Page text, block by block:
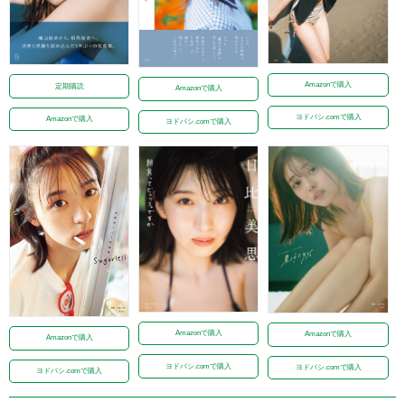
定期購読
Amazonで購入
Amazonで購入
ヨドバシ.comで購入
Amazonで購入
ヨドバシ.comで購入
Amazonで購入
ヨドバシ.comで購入
Amazonで購入
ヨドバシ.comで購入
Amazonで購入
ヨドバシ.comで購入